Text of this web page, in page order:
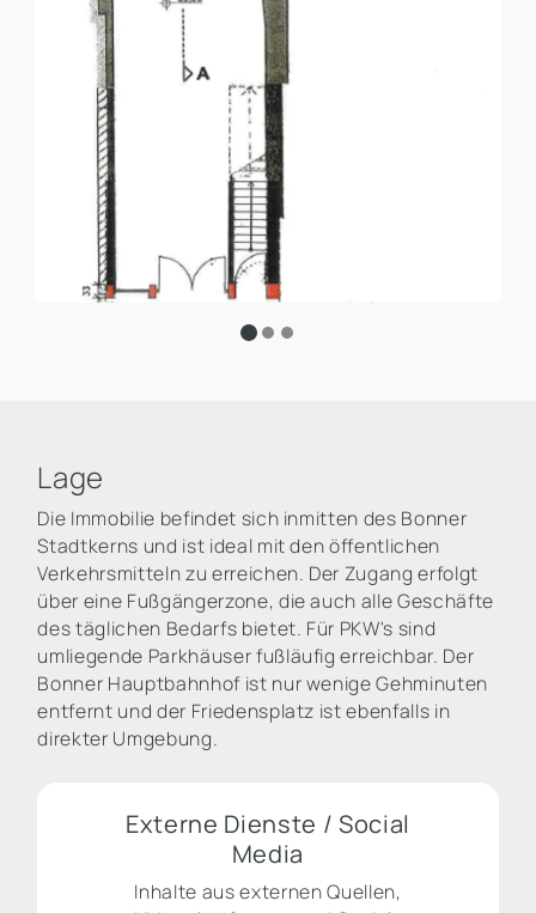
Lage
Die Immobilie befindet sich inmitten des Bonner
Stadtkerns und ist ideal mit den öffentlichen
Verkehrsmitteln zu erreichen. Der Zugang erfolgt
über eine Fußgängerzone, die auch alle Geschäfte
des täglichen Bedarfs bietet. Für PKW's sind
umliegende Parkhäuser fußläufig erreichbar. Der
Bonner Hauptbahnhof ist nur wenige Gehminuten
entfernt und der Friedensplatz ist ebenfalls in
direkter Umgebung.
Externe Dienste / Social
Media
Inhalte aus externen Quellen,